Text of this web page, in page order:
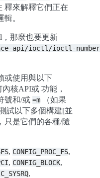
釋來解釋它們正在
。
那麼也要更新
api/ioctl/ioctl-
或使用與以下
核API或 功能，
號和/或 =m （如果
試以下多個構建[並
只是它們的各種/隨
, CONFIG_PROC_FS,
, CONFIG_BLOCK,
,